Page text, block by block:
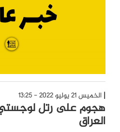
الخميس 21 يوليو 2022 - 13:25
هجوم على رتل
العراق